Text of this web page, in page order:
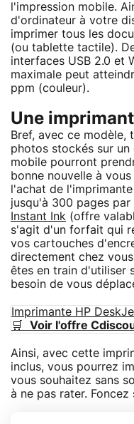
l'impression mobile.
d'ordinateur à votre
imprimer tous les
(ou tablette tactile).
interfaces USB 2.0 et
maximale peut
ppm (couleur).
Une
Bref, avec ce modèle,
photos stockés sur un
mobile pourront
bonne nouvelle à
l'achat de
jusqu'à 300 pages
Instant Ink (offre
s'agit d'un forfait qui
vos cartouches
directement chez
êtes en train d'utiliser
besoin de vous
Imprimante HP
🛒 Voir l'offre
Ainsi, avec cette
inclus, vous pourrez
vous souhaitez sans
à ne pas rater. Foncez